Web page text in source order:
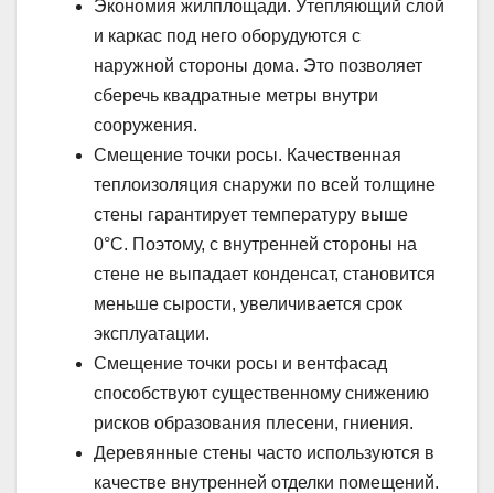
Экономия жилплощади. Утепляющий слой
и каркас под него оборудуются с
наружной стороны дома. Это позволяет
сберечь квадратные метры внутри
сооружения.
Смещение точки росы. Качественная
теплоизоляция снаружи по всей толщине
стены гарантирует температуру выше
0°C. Поэтому, с внутренней стороны на
стене не выпадает конденсат, становится
меньше сырости, увеличивается срок
эксплуатации.
Смещение точки росы и вентфасад
способствуют существенному снижению
рисков образования плесени, гниения.
Деревянные стены часто используются в
качестве внутренней отделки помещений.